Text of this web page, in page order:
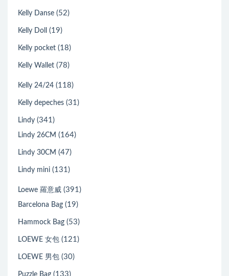
Kelly Danse (52)
Kelly Doll (19)
Kelly pocket (18)
Kelly Wallet (78)
Kelly 24/24 (118)
Kelly depeches (31)
Lindy (341)
Lindy 26CM (164)
Lindy 30CM (47)
Lindy mini (131)
Loewe 羅意威 (391)
Barcelona Bag (19)
Hammock Bag (53)
LOEWE 女包 (121)
LOEWE 男包 (30)
Puzzle Bag (133)